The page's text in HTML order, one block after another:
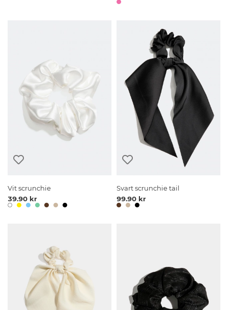
Vit scrunchie
39.90 kr
Svart scrunchie tail
99.90 kr